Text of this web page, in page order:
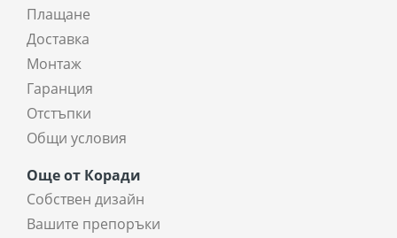
Плащане
Доставка
Монтаж
Гаранция
Отстъпки
Общи условия
Още от Коради
Собствен дизайн
Вашите препоръки